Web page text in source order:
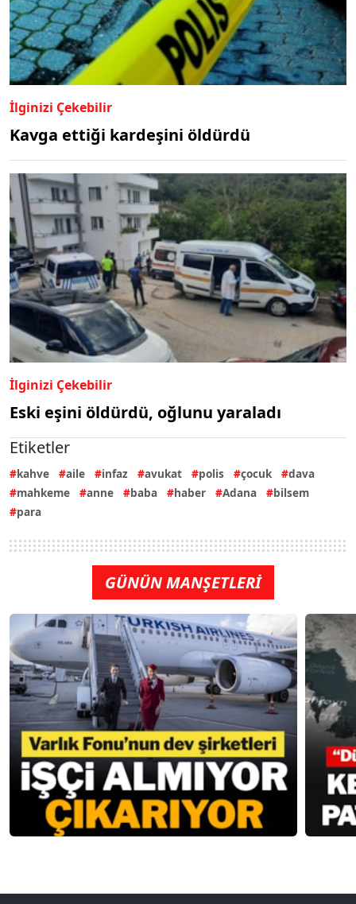
İlginizi Çekebilir
Kavga ettiği kardeşini öldürdü
İlginizi Çekebilir
Eski eşini öldürdü, oğlunu yaraladı
Etiketler
kahve aile infaz avukat polis çocuk
dava
mahkeme
anne baba haber Adana
bilsem
para
GÜNÜN MANŞETLERİ